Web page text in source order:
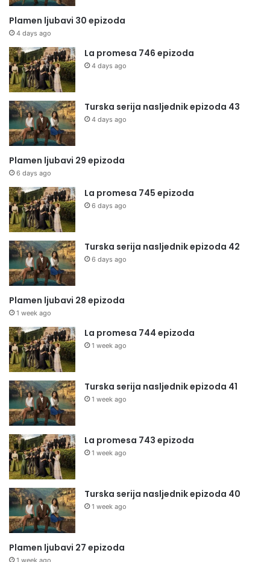
Plamen ljubavi 30 epizoda
4 days ago
La promesa 746 epizoda
4 days ago
Turska serija nasljednik epizoda 43
4 days ago
Plamen ljubavi 29 epizoda
6 days ago
La promesa 745 epizoda
6 days ago
Turska serija nasljednik epizoda 42
6 days ago
Plamen ljubavi 28 epizoda
1 week ago
La promesa 744 epizoda
1 week ago
Turska serija nasljednik epizoda 41
1 week ago
La promesa 743 epizoda
1 week ago
Turska serija nasljednik epizoda 40
1 week ago
Plamen ljubavi 27 epizoda
1 week ago